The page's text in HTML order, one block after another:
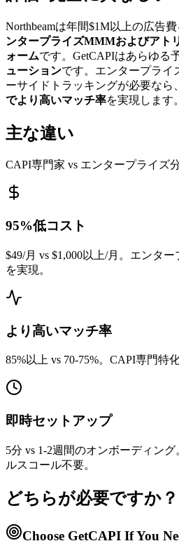
Northbeamは年間$1M以上の広告
ンタープライズMMMおよびアト
ォームです。GetCAPIはあらゆる
ューションです。エンタープライ
ーサイドトラッキングが必要なら
でより高いマッチ率を実現します。
主な違い
CAPI専門家 vs エンタープライズ
95%低コスト
$49/月 vs $1,000以上/月。エンタ
を実現。
より高いマッチ率
85%以上 vs 70-75%。CAPI専門特
即時セットアップ
5分 vs 1-2週間のオンボーディン
ルスコール不要。
どちらが必要ですか？
Choose GetCAPI If You